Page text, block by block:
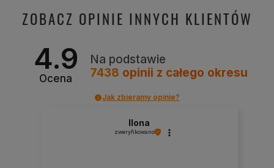
ZOBACZ OPINIE INNYCH KLIENTÓW
4.9
Ocena
Na podstawie
7438 opinii z całego okresu
Jak zbieramy opinie?
Ilona
zweryfikowano